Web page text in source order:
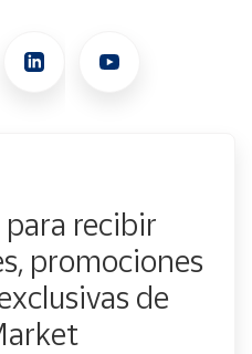
recibir
promociones
de